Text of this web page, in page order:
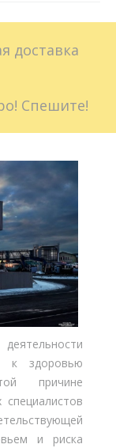
доставка
Спешите!
к здоровью
причине
и риска